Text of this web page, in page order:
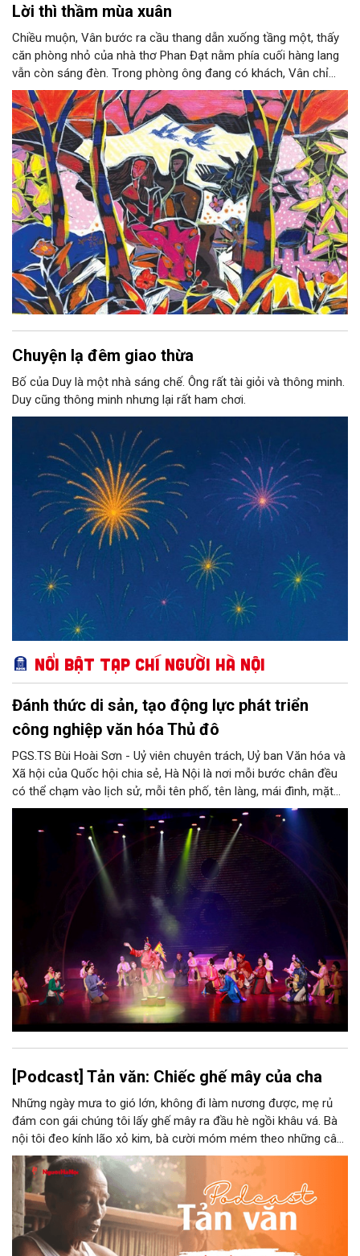
Lời thì thầm mùa xuân
Chiều muộn, Vân bước ra cầu thang dẫn xuống tầng một, thấy
căn phòng nhỏ của nhà thơ Phan Đạt nằm phía cuối hàng lang
vẫn còn sáng đèn. Trong phòng ông đang có khách, Vân chỉ
định ghé vào chào ông trước khi về nhưng ông đã nhanh nhẹn
lấy thêm một chiếc chén, rót nước mời: “Chị vào uống trà đã”.
Chuyện lạ đêm giao thừa
Bố của Duy là một nhà sáng chế. Ông rất tài giỏi và thông minh.
Duy cũng thông minh nhưng lại rất ham chơi.
Nổi bật Tạp chí Người Hà Nội
Đánh thức di sản, tạo động lực phát triển
công nghiệp văn hóa Thủ đô
PGS.TS Bùi Hoài Sơn - Uỷ viên chuyên trách, Uỷ ban Văn hóa và
Xã hội của Quốc hội chia sẻ, Hà Nội là nơi mỗi bước chân đều
có thể chạm vào lịch sử, mỗi tên phố, tên làng, mái đình, mặt
hồ, nếp nhà, câu hát, món ăn, làn điệu, nghề thủ công đều có
thể kể một câu chuyện về chiều sâu văn hiến của dân tộc.
Nhưng trong kỷ nguyên mới, câu hỏi đặt ra không chỉ Hà Nội có
bao nhiêu di sản, bao nhiêu văn nghệ sĩ, trí thức, không gian ký
ức, mà là làm thế nào để những giá trị ấy trở thành nguồn lực
phát triển, thành sức mạnh mềm, thành động lực sáng tạo,
thành năng lực cạnh tranh của Thủ đô.
[Podcast] Tản văn: Chiếc ghế mây của cha
Những ngày mưa to gió lớn, không đi làm nương được, mẹ rủ
đám con gái chúng tôi lấy ghế mây ra đầu hè ngồi khâu vá. Bà
nội tôi đeo kính lão xỏ kim, bà cười móm mém theo những câu
chuyện kể tếu táo của đám trẻ chúng tôi. Chiếc ghế mây phát
ra âm thanh kin kít chịu đựng sức nặng cơ thể con người theo
những điệu cười khúc khích.